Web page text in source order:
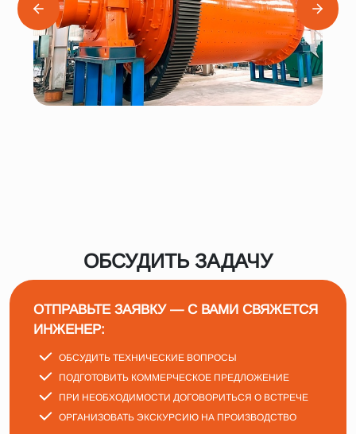
ОБСУДИТЬ ЗАДАЧУ
ОТПРАВЬТЕ ЗАЯВКУ — С ВАМИ СВЯЖЕТСЯ
ИНЖЕНЕР:
ОБСУДИТЬ ТЕХНИЧЕСКИЕ ВОПРОСЫ
ПОДГОТОВИТЬ КОММЕРЧЕСКОЕ ПРЕДЛОЖЕНИЕ
ПРИ НЕОБХОДИМОСТИ ДОГОВОРИТЬСЯ О ВСТРЕЧЕ
ОРГАНИЗОВАТЬ ЭКСКУРСИЮ НА ПРОИЗВОДСТВО